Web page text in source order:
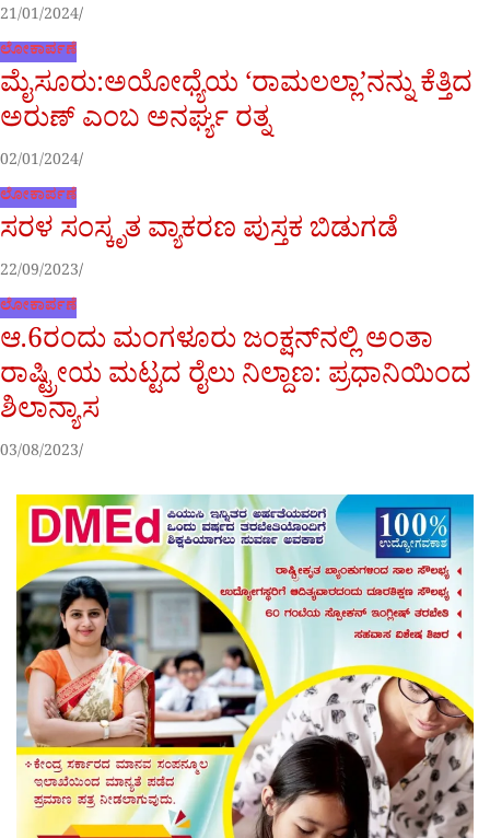
21/01/2024
ಲೋಕಾರ್ಪಣೆ
ಮೈಸೂರು:ಅಯೋಧ್ಯೆಯ ‘ರಾಮಲಲ್ಲಾ’ನನ್ನು ಕೆತ್ತಿದ
ಅರುಣ್ ಎಂಬ ಅನರ್ಘ್ಯ ರತ್ನ
02/01/2024
ಲೋಕಾರ್ಪಣೆ
ಸರಳ ಸಂಸ್ಕೃತ ವ್ಯಾಕರಣ ಪುಸ್ತಕ ಬಿಡುಗಡೆ
22/09/2023
ಲೋಕಾರ್ಪಣೆ
ಆ.6ರಂದು ಮಂಗಳೂರು ಜಂಕ್ಷನ್‌ನಲ್ಲಿ ಅಂತಾ
ರಾಷ್ಟ್ರೀಯ ಮಟ್ಟದ ರೈಲು ನಿಲ್ದಾಣ: ಪ್ರಧಾನಿಯಿಂದ
ಶಿಲಾನ್ಯಾಸ
03/08/2023